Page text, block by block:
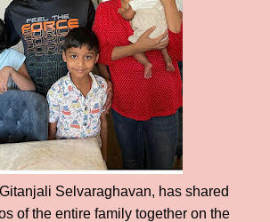
Selvaraghavan, has shared
of the entire family together on the